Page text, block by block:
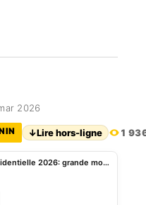
2026
↓Lire hors-ligne 1
REJED-Bénin – Présidentielle 2026: grande mobilisation de soutien à Sè au duo Wadagni – Talata